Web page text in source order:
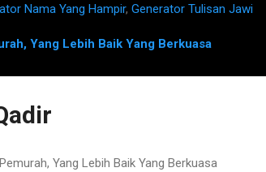
Nama Yang Hampir, Generator Tulisan Jawi
Yang Lebih Baik Yang Berkuasa
Yang Lebih Baik Yang Berkuasa